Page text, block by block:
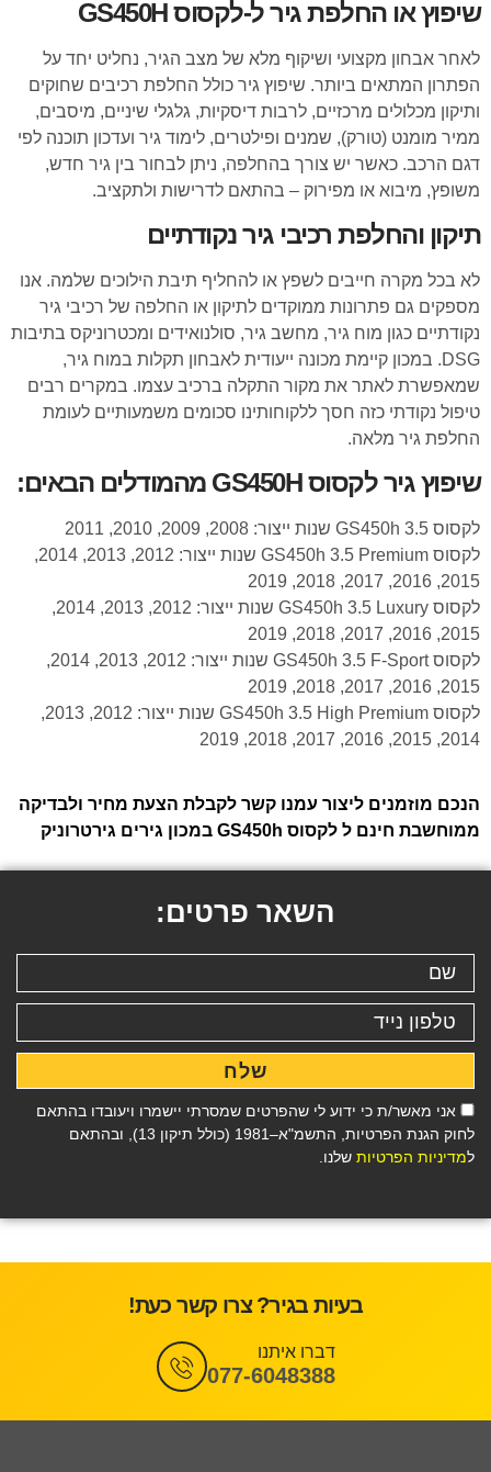
שיפוץ או החלפת גיר ל-לקסוס GS450H
לאחר אבחון מקצועי ושיקוף מלא של מצב הגיר, נחליט יחד על
הפתרון המתאים ביותר. שיפוץ גיר כולל החלפת רכיבים שחוקים
ותיקון מכלולים מרכזיים, לרבות דיסקיות, גלגלי שיניים, מיסבים,
ממיר מומנט (טורק), שמנים ופילטרים, לימוד גיר ועדכון תוכנה לפי
דגם הרכב. כאשר יש צורך בהחלפה, ניתן לבחור בין גיר חדש,
משופץ, מיבוא או מפירוק – בהתאם לדרישות ולתקציב.
תיקון והחלפת רכיבי גיר נקודתיים
לא בכל מקרה חייבים לשפץ או להחליף תיבת הילוכים שלמה. אנו
מספקים גם פתרונות ממוקדים לתיקון או החלפה של רכיבי גיר
נקודתיים כגון מוח גיר, מחשב גיר, סולנואידים ומכטרוניקס בתיבות
DSG. במכון קיימת מכונה ייעודית לאבחון תקלות במוח גיר,
שמאפשרת לאתר את מקור התקלה ברכיב עצמו. במקרים רבים
טיפול נקודתי כזה חסך ללקוחותינו סכומים משמעותיים לעומת
החלפת גיר מלאה.
שיפוץ גיר לקסוס GS450H מהמודלים הבאים:
לקסוס GS450h 3.5 שנות ייצור: 2008, 2009, 2010, 2011
לקסוס GS450h 3.5 Premium שנות ייצור: 2012, 2013, 2014,
2015, 2016, 2017, 2018, 2019
לקסוס GS450h 3.5 Luxury שנות ייצור: 2012, 2013, 2014,
2015, 2016, 2017, 2018, 2019
לקסוס GS450h 3.5 F-Sport שנות ייצור: 2012, 2013, 2014,
2015, 2016, 2017, 2018, 2019
לקסוס GS450h 3.5 High Premium שנות ייצור: 2012, 2013,
2014, 2015, 2016, 2017, 2018, 2019
הנכם מוזמנים ליצור עמנו קשר לקבלת הצעת מחיר ולבדיקה
ממוחשבת חינם ל לקסוס GS450h במכון גירים גירטרוניק
השאר פרטים:
אני מאשר/ת כי ידוע לי שהפרטים שמסרתי יישמרו ויעובדו בהתאם
לחוק הגנת הפרטיות, התשמ"א–1981 (כולל תיקון 13), ובהתאם
למדיניות הפרטיות שלנו.
שלח
בעיות בגיר? צרו קשר כעת!
דברו איתנו
077-6048388